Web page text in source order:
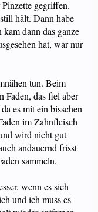
gegriffen.
hält. Dann habe
dann das ganze
hat, war nur
tun. Beim
Faden, das fiel aber
es mit ein bisschen
im Zahnfleisch
wird nicht gut
andauernd frisst
sammeln.
wenn es sich
und ich muss es